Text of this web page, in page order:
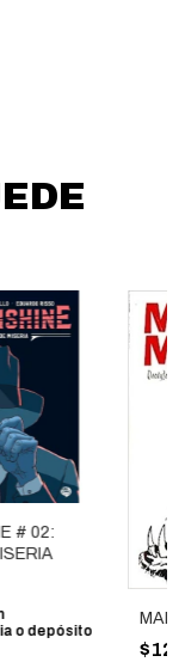
# 02:
o depósito